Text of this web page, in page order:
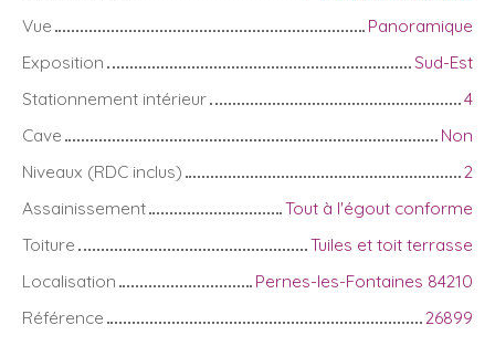
Vue
Panoramique
Exposition
Sud-Est
Stationnement intérieur
4
Cave
Non
Niveaux (RDC inclus)
2
Assainissement
Tout à l'égout conforme
Toiture
Tuiles et toit terrasse
Localisation
Pernes-les-Fontaines 84210
Référence
26899